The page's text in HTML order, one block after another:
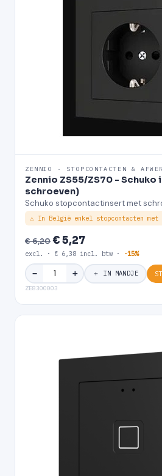
ZENNIO · STOPCONTACTEN &
Zennio ZS55/ZS70 - Schuko
schroeven)
Schuko stopcontactinsert met
⚠ In België enkel stopcontacten met
€ 6,20€ 5,27
excl. · € 6,38 incl. btw · -15%
− ＋ ＋ IN MANDJE
ZE8300003